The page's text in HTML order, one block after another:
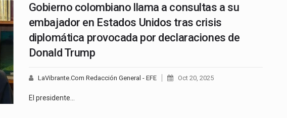
Gobierno colombiano llama a consultas a su
embajador en Estados Unidos tras crisis
diplomática provocada por declaraciones de
Donald Trump
LaVibrante.Com Redacción General - EFE Oct 20, 2025
El presidente…